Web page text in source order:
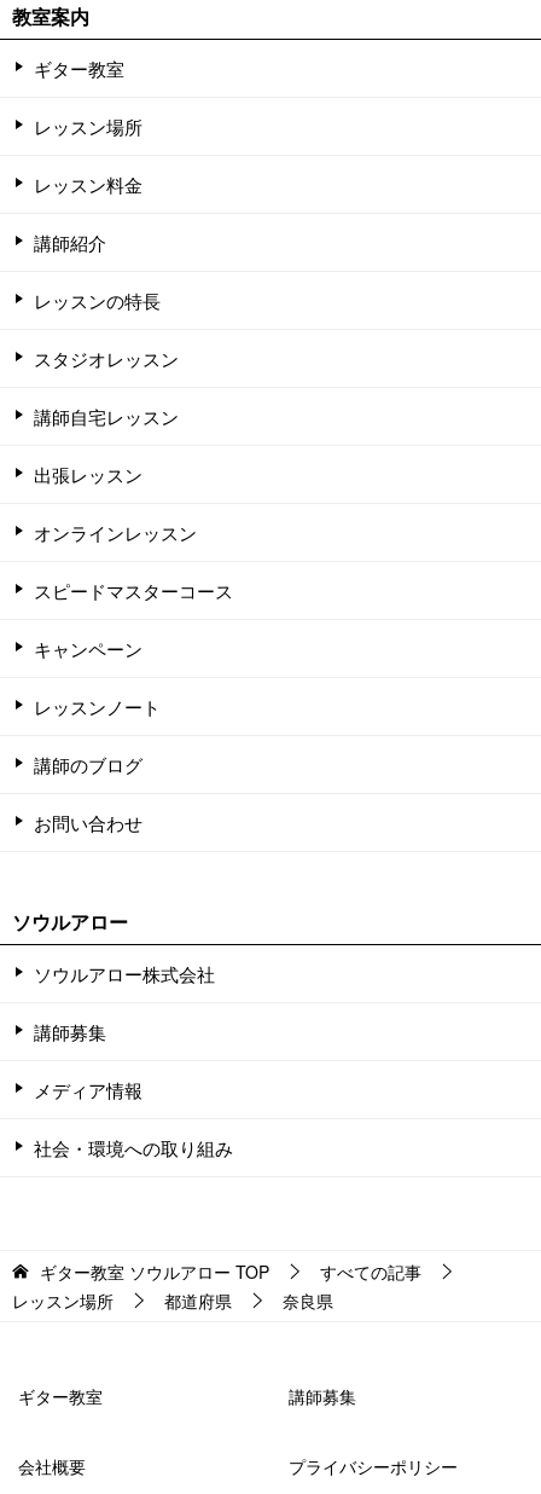
教室案内
ギター教室
レッスン場所
レッスン料金
講師紹介
レッスンの特長
スタジオレッスン
講師自宅レッスン
出張レッスン
オンラインレッスン
スピードマスターコース
キャンペーン
レッスンノート
講師のブログ
お問い合わせ
ソウルアロー
ソウルアロー株式会社
講師募集
メディア情報
社会・環境への取り組み
ギター教室 ソウルアロー TOP
すべての記事
レッスン場所
都道府県 奈良県
ギター教室 講師募集
会社概要 プライバシーポリシー